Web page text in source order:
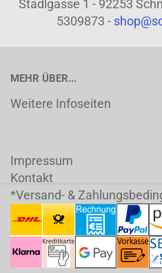
Stadlgasse 1 - 92253
5309873 -
MEHR ÜBER...
Weitere Infoseiten
Impressum
Kontakt
*Versand- &